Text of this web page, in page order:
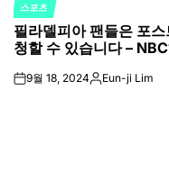
POSTED
IN
스포츠
필라델피아 팬들은 포
청할 수 있습니다 –
on9월 18, 2024Posted
Eun-ji Lim